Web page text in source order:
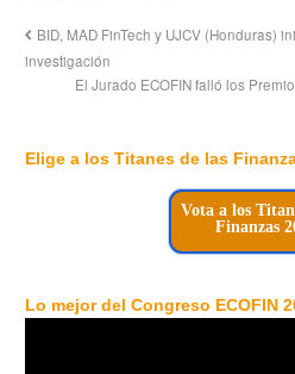
BID, MAD FinTech y UJCV (Honduras)
investigación
El Jurado ECOFIN falló los
Elige a los Titanes de las
Vota a los
Finanzas
Lo mejor del Congreso ECOFIN